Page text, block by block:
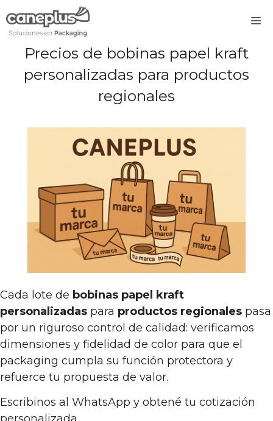
al
Precios de bobinas papel kraft
personalizadas para productos
regionales
Cada lote de bobinas papel kraft
personalizadas para productos regionales pasa
por un riguroso control de calidad: verificamos
dimensiones y fidelidad de color para que el
packaging cumpla su función protectora y
refuerce tu propuesta de valor.
Escribinos al WhatsApp y obtené tu cotización